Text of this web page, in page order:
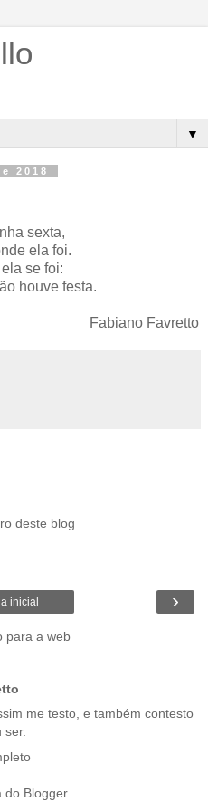
▼
2018
sexta,
ela foi.
se foi:
houve festa.
Fabiano Favretto
deste blog
›
inicial
para a web
me testo, e também contesto
ser.
do Blogger.